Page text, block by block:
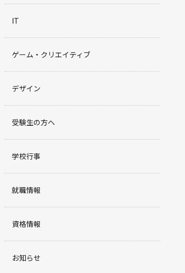
IT
ゲーム・クリエイティブ
デザイン
受験生の方へ
学校行事
就職情報
資格情報
お知らせ